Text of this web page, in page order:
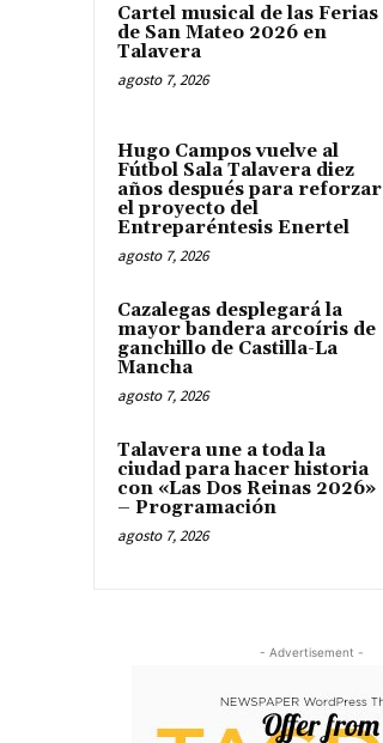
Cartel musical de las Ferias
de San Mateo 2026 en
Talavera
agosto 7, 2026
Hugo Campos vuelve al
Fútbol Sala Talavera diez
años después para reforzar
el proyecto del
Entreparéntesis Enertel
agosto 7, 2026
Cazalegas desplegará la
mayor bandera arcoíris de
ganchillo de Castilla-La
Mancha
agosto 7, 2026
Talavera une a toda la
ciudad para hacer historia
con «Las Dos Reinas 2026»
– Programación
agosto 7, 2026
- Advertisement -